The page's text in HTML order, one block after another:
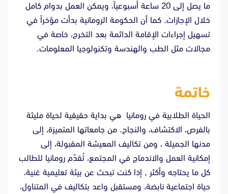
ما يصل إلى 20 ساعة أسبوعياً، ويمكن العمل بدوام كامل
خلال الإجازات. كما أن الحكومة الرومانية بدأت مؤخراً في
تسهيل إجراءات الإقامة الدائمة بعد التخرج، خاصة في
مجالات مثل الطب والهندسة وتكنولوجيا المعلومات.
خاتمة
الحياة الطلابية في رومانيا هي بداية حقيقية لحياة مليئة
بالفرص، الاكتشاف، والنجاح. من جامعاتها المتميزة، إلى
مدنها الجميلة ، ومن تكاليف المعيشة المقبولة، إلى
إمكانية العمل والاندماج في المجتمع، تُقدّم رومانيا للطالب
كل ما يحتاجه وأكثر , إذا كنت تبحث عن بيئة تعليمية غنية،
حياة اجتماعية نابضة، ومستقبل واعد بتكاليف في المتناول،